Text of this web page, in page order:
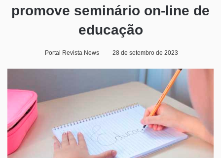
promove seminário on-line de
educação
Portal Revista News 28 de setembro de 2023